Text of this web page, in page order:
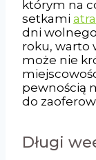
którym na
setkami
dni
roku, warto
może nie
pewnością
do
Długi